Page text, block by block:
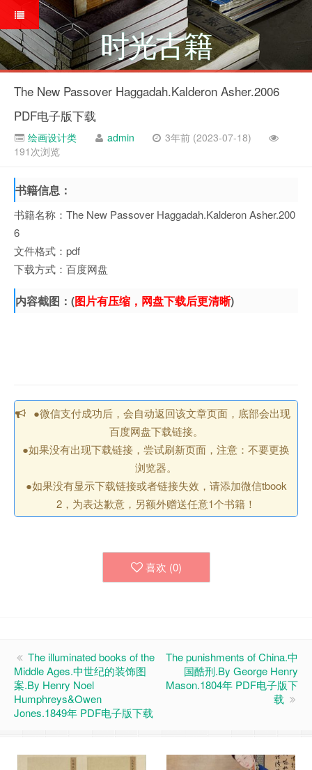
时光古籍
The New Passover Haggadah.Kalderon Asher.2006
PDF电子版下载
绘画设计类 admin
3年前 (2023-07-18)
191次浏览
书籍信息：
书籍名称：The New Passover Haggadah.Kalderon Asher.200
6
文件格式：pdf
下载方式：百度网盘
内容截图：(图片有压缩，网盘下载后更清晰)
●微信支付成功后，会自动返回该文章页面，底部会出现
百度网盘下载链接。
●如果没有出现下载链接，尝试刷新页面，注意：不要更换
浏览器。
●如果没有显示下载链接或者链接失效，请添加微信tbook
2，为表达歉意，另额外赠送任意1个书籍！
喜欢 (0)
The illuminated books of the
Middle Ages.中世纪的装饰图
案.By Henry Noel
Humphreys&Owen
Jones.1849年 PDF电子版下载
The punishments of China.中
国酷刑.By George Henry
Mason.1804年 PDF电子版下
载